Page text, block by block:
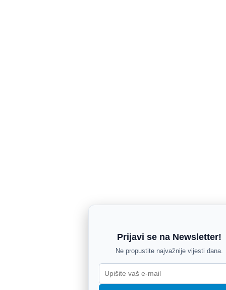
Prijavi se na Newsletter!
Ne propustite najvažnije vijesti dana.